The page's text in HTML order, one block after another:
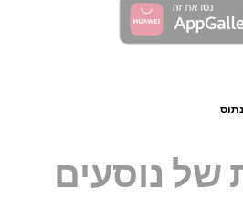
של נוסעים